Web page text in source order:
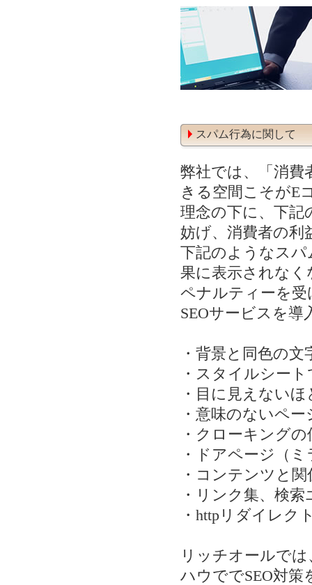
スパム行為に関して
弊社では、「消費
きる空間こそがE
理念の下に、下
妨げ、消費者の利
下記のようなスパ
果に表示されなく
ペナルティーを受
SEOサービスを
・背景と同色の
・スタイルシー
・目に見えない
・意味のないペ
・クローキング
・ドアページ（
・コンテンツと
・リンク集、検
・httpリダイレク
リッチオールで
ハウででSEO対策